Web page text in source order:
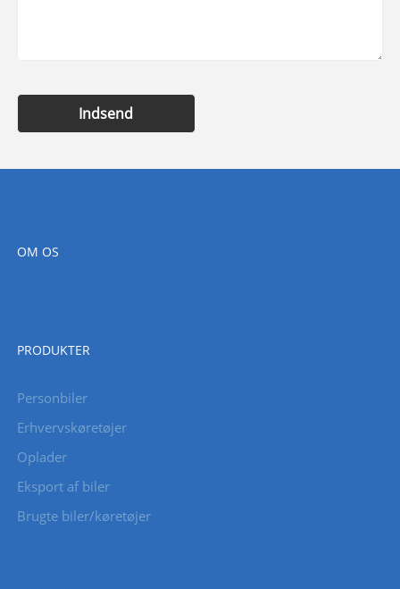
Indsend
OM OS
PRODUKTER
Personbiler
Erhvervskøretøjer
Oplader
Eksport af biler
Brugte biler/køretøjer